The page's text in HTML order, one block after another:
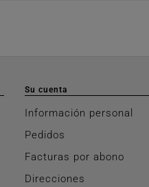
Su cuenta
Información personal
Pedidos
Facturas por abono
Direcciones